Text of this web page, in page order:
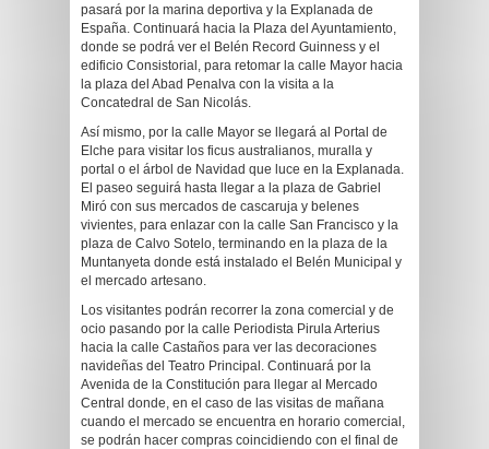
pasará por la marina deportiva y la Explanada de
España. Continuará hacia la Plaza del Ayuntamiento,
donde se podrá ver el Belén Record Guinness y el
edificio Consistorial, para retomar la calle Mayor hacia
la plaza del Abad Penalva con la visita a la
Concatedral de San Nicolás.
Así mismo, por la calle Mayor se llegará al Portal de
Elche para visitar los ficus australianos, muralla y
portal o el árbol de Navidad que luce en la Explanada.
El paseo seguirá hasta llegar a la plaza de Gabriel
Miró con sus mercados de cascaruja y belenes
vivientes, para enlazar con la calle San Francisco y la
plaza de Calvo Sotelo, terminando en la plaza de la
Muntanyeta donde está instalado el Belén Municipal y
el mercado artesano.
Los visitantes podrán recorrer la zona comercial y de
ocio pasando por la calle Periodista Pirula Arterius
hacia la calle Castaños para ver las decoraciones
navideñas del Teatro Principal. Continuará por la
Avenida de la Constitución para llegar al Mercado
Central donde, en el caso de las visitas de mañana
cuando el mercado se encuentra en horario comercial,
se podrán hacer compras coincidiendo con el final de